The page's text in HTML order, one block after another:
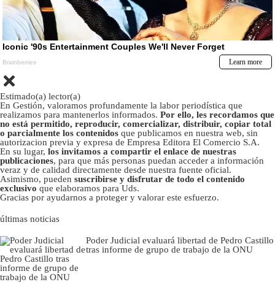
Estimado(a) lector(a)
En Gestión, valoramos profundamente la labor periodística que
realizamos para mantenerlos informados. Por ello, les recordamos que
no está permitido, reproducir, comercializar, distribuir, copiar total
o parcialmente los contenidos que publicamos en nuestra web, sin
autorizacion previa y expresa de Empresa Editora El Comercio S.A.
En su lugar, los invitamos a compartir el enlace de nuestras
publicaciones, para que más personas puedan acceder a información
veraz y de calidad directamente desde nuestra fuente oficial.
Asimismo, pueden suscribirse y disfrutar de todo el contenido
exclusivo que elaboramos para Uds.
Gracias por ayudarnos a proteger y valorar este esfuerzo.
últimas noticias
Poder Judicial evaluará libertad de Pedro Castillo
tras informe de grupo de trabajo de la ONU